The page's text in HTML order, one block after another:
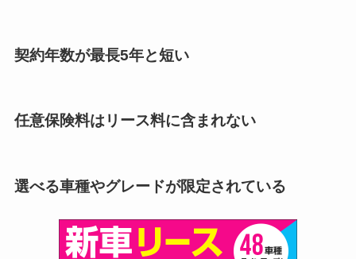
契約年数が最長5年と短い
任意保険料はリース料に含まれない
選べる車種やグレードが限定されている